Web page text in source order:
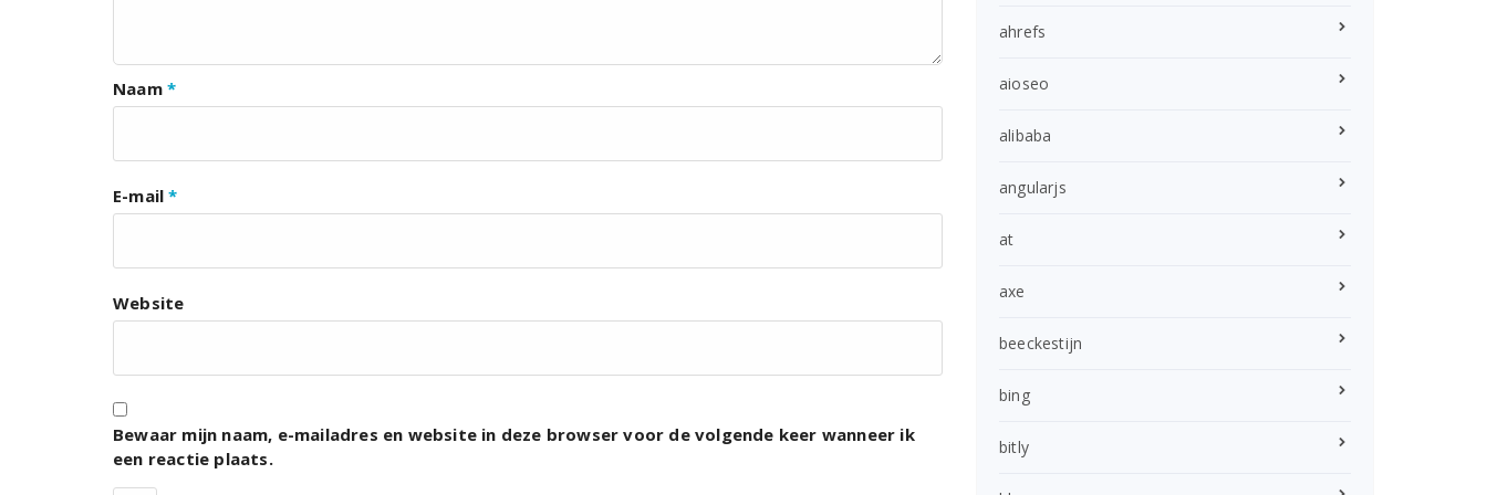
Naam *
E-mail*
Website
Bewaar mijn naam, e-mailadres en website in deze browser voor de volgende keer wanneer ik
een reactie plaats.
ahrefs
aioseo
alibaba
angularjs
at
axe
beeckestijn
bing
bitly